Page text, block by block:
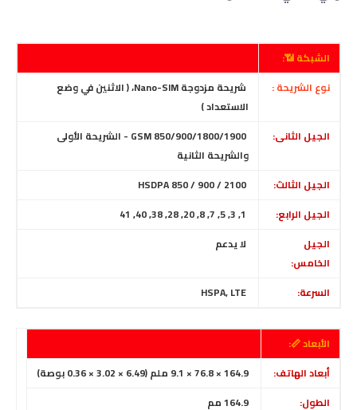
الشبكة 📶:
نوع الشريحة :
شريحة مزدوجة Nano-SIM، ( الاثنين في وضع
الاستعداد )
الجيل الثانى:
GSM 850/900/1800/1900 - الشريحة الأولى
والشريحة الثانية
الجيل الثالث:
HSDPA 850 / 900 / 2100
الجيل الرابع:
1, 3, 5, 7, 8, 20, 28, 38, 40, 41
الجيل
الخامس:
لا يدعم
السرعة:
الأبعاد 📏:
أبعاد الهاتف:
164.9 × 76.8 × 9.1 ملم (6.49 × 3.02 × 0.36 بوصة)
الطول: